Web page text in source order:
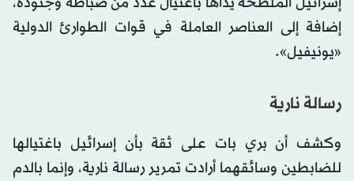
إضافة إلى العناصر العاملة في قوات الطوارئ الدولية
«يونيفيل».
رسالة نارية
وكشف أن بري بات على ثقة بأن إسرائيل باغتيالها
للضابطين وسائقهما أرادت تمرير رسالة نارية، وإنما بالدم